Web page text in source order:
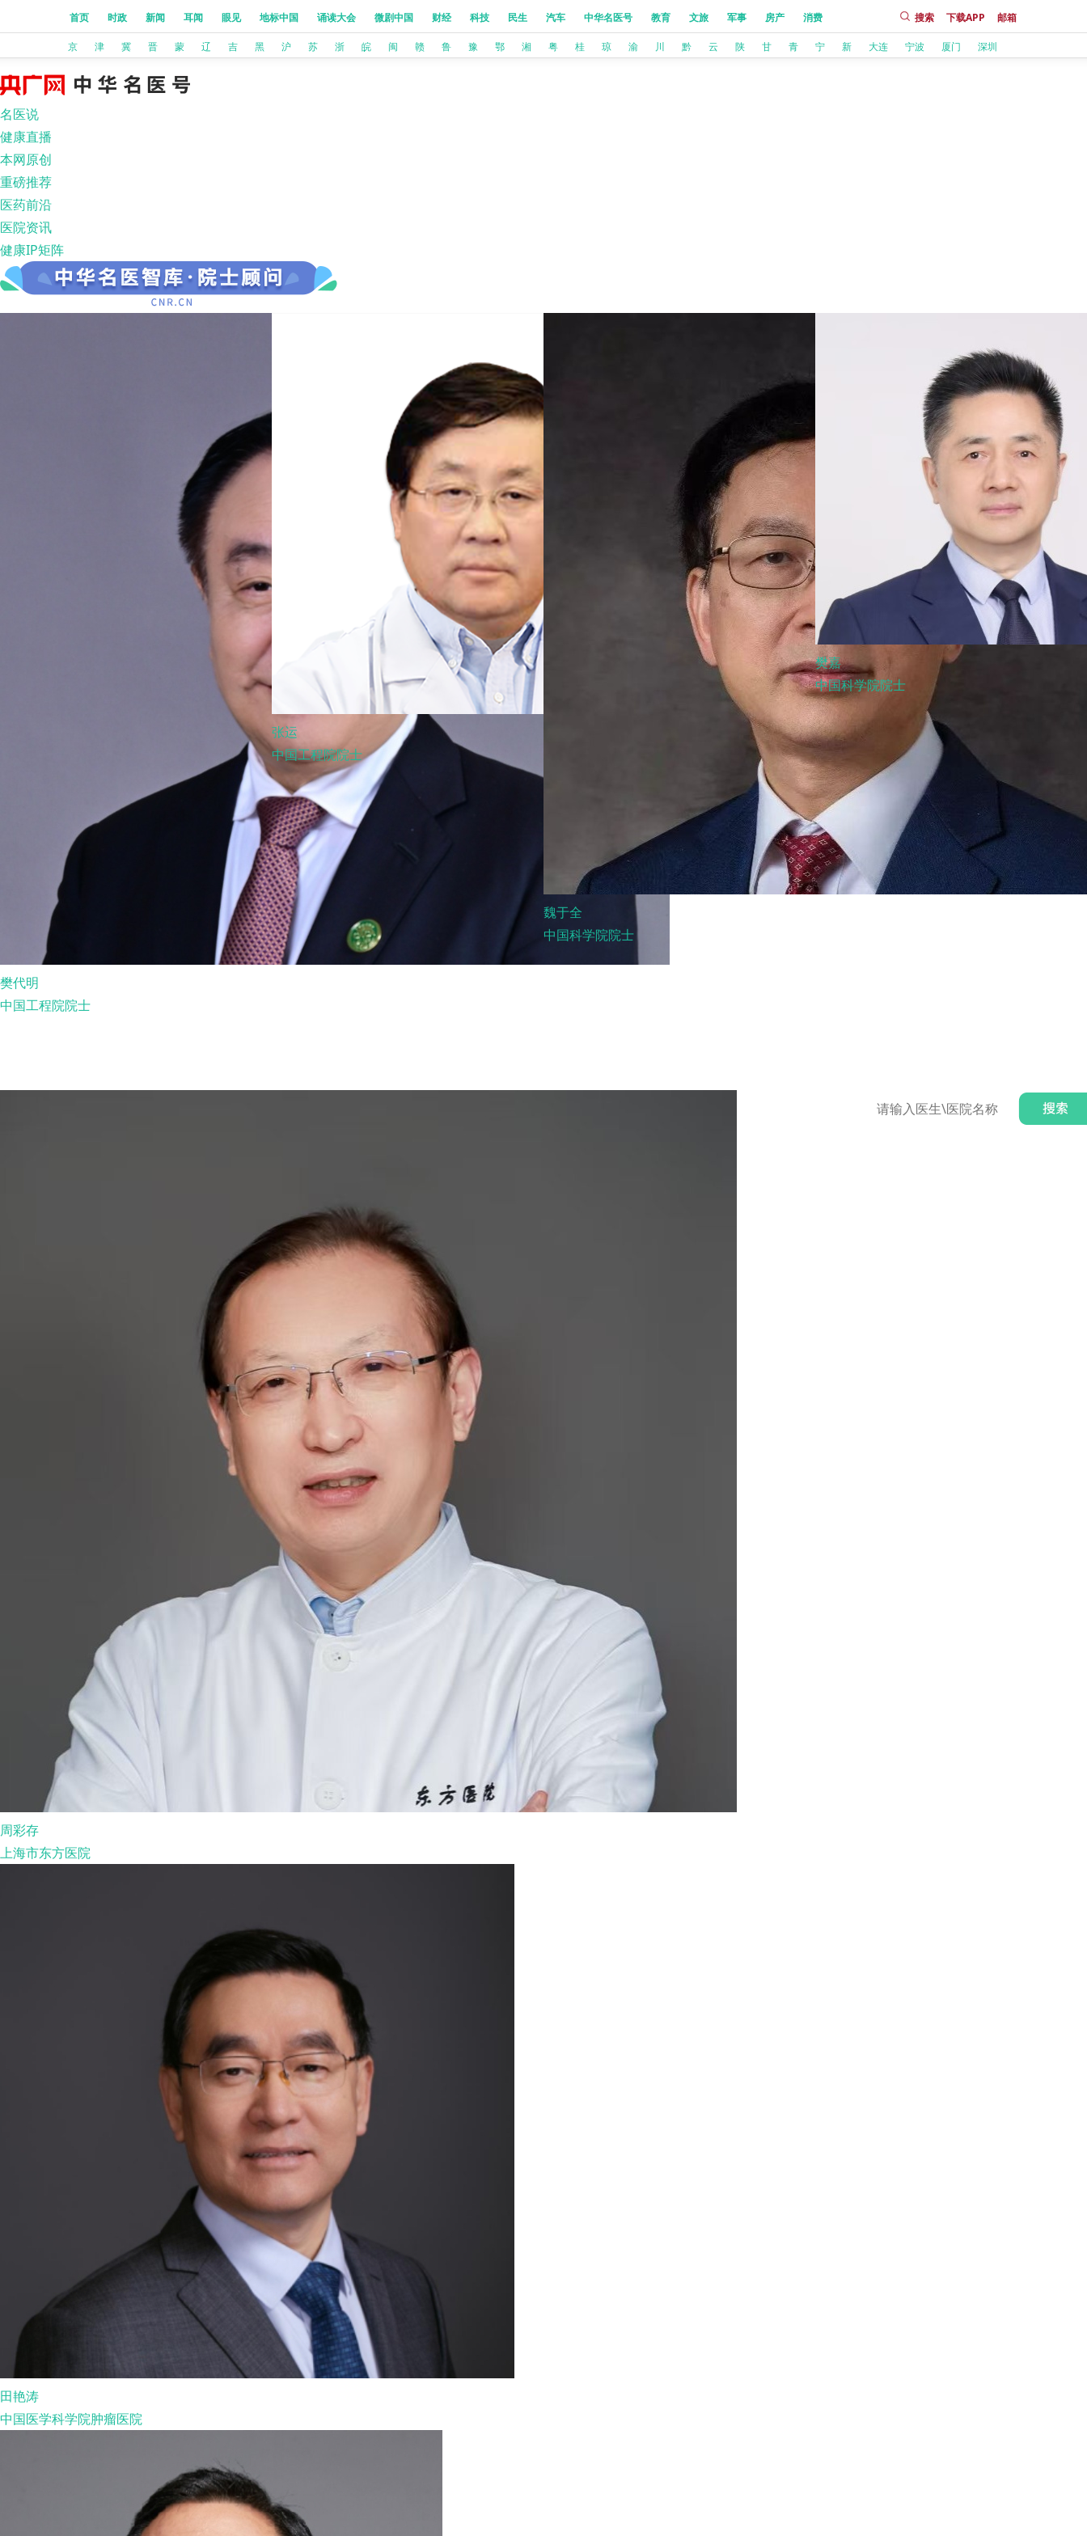
首页 时政 新闻 耳闻 眼见 地标中国 诵读大会 微剧中国 财经 科技 民生 汽车 中华名医号 教育 文旅 军事 房产 消费 搜索 下载APP 邮箱
京 津 冀 晋 蒙 辽 吉 黑 沪 苏 浙 皖 闽 赣 鲁 豫 鄂 湘 粤 桂 琼 渝 川 黔 云 陕 甘 青 宁 新 大连 宁波 厦门 深圳
名医说
健康直播
本网原创
重磅推荐
医药前沿
医院资讯
健康IP矩阵
樊代明
中国工程院院士
张运
中国工程院院士
魏于全
中国科学院院士
樊嘉
中国科学院院士
周彩存
上海市东方医院
田艳涛
中国医学科学院肿瘤医院